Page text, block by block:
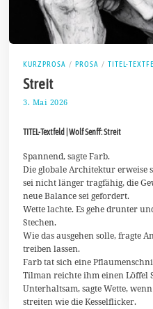
KURZPROSA / PROSA / TITEL-
Streit
3. Mai 2026
M
i
2
0
2
6
TITEL-Textfeld | Wolf Senff: Streit
Spannend, sagte Farb.
Die globale Architektur erweise
sei nicht länger tragfähig, die
neue Balance sei gefordert.
Wette lachte. Es gehe drunter
Stechen.
Wie das ausgehen solle, fragte
treiben lassen.
Farb tat sich eine
Tilman reichte ihm einen Löffel
Unterhaltsam, sagte Wette,
streiten wie die Kesselflicker.